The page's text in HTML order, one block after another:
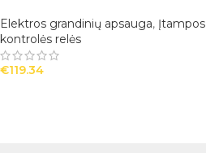
Elektros grandinių apsauga, Įtampos
kontrolės relės
€119.34